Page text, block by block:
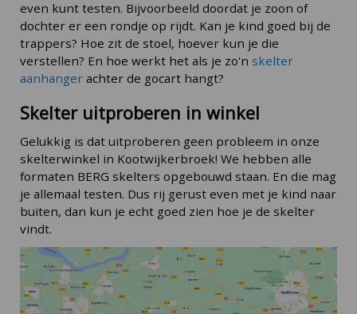
even kunt testen. Bijvoorbeeld doordat je zoon of
dochter er een rondje op rijdt. Kan je kind goed bij de
trappers? Hoe zit de stoel, hoever kun je die
verstellen? En hoe werkt het als je zo'n skelter
aanhanger achter de gocart hangt?
Skelter uitproberen in winkel
Gelukkig is dat uitproberen geen probleem in onze
skelterwinkel in Kootwijkerbroek! We hebben alle
formaten BERG skelters opgebouwd staan. En die mag
je allemaal testen. Dus rij gerust even met je kind naar
buiten, dan kun je echt goed zien hoe je de skelter
vindt.